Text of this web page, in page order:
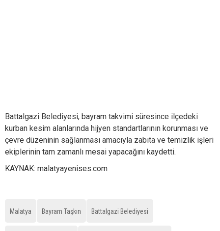
Battalgazi Belediyesi, bayram takvimi süresince ilçedeki
kurban kesim alanlarında hijyen standartlarının korunması ve
çevre düzeninin sağlanması amacıyla zabıta ve temizlik işleri
ekiplerinin tam zamanlı mesai yapacağını kaydetti.
KAYNAK: malatyayenises.com
Malatya Bayram Taşkın Battalgazi Belediyesi